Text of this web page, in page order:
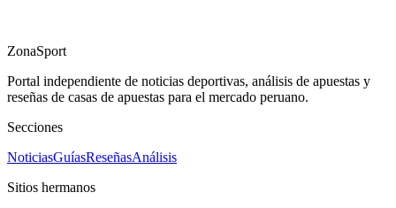
ZonaSport
Portal independiente de noticias deportivas, análisis de apuestas y
reseñas de casas de apuestas para el mercado peruano.
Secciones
NoticiasGuíasReseñasAnálisis
Sitios hermanos